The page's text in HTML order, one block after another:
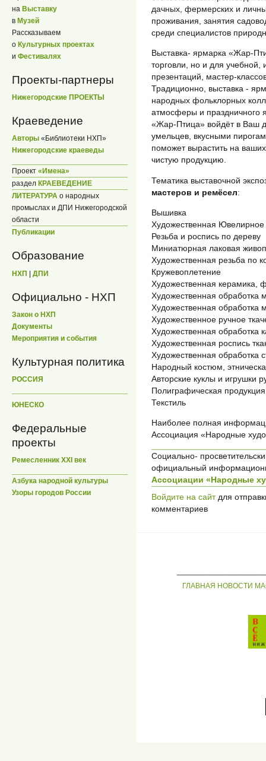
на Выставку
в Музей
Рассказываем
о Культурных проектах
и Фестивалях
Проекты-партнеры
Нижегородские ПРОЕКТЫ
Краеведение
Авторы «Библиотеки НХП»
Нижегородские краеведы
Проект «Имена»
раздел КРАЕВЕДЕНИЕ
ЛИТЕРАТУРА о народных
промыслах и ДПИ Нижегородской
области
Публикации
Образование
НХП | ДПИ
Официально - НХП
Закон о НХП
Документы
Мероприятия и события
Культурная политика
РОССИЯ
ЮНЕСКО
Федеральные
проекты
Ремесленник XXI век
Азбука народной культуры
Узоры городов России
дачных, фермерских и
проживания, занятия
среди специалистов
Выставка- ярмарка «Жар-
торговли, но и для учебной,
презентаций, мастер-
Традиционно, выставка -
народных фольклорных
атмосферы и праздничного
«Жар-Птица» войдёт в Ваш
умельцев, вкусными
поможет вырастить на
чистую продукцию.
Тематика выставочной
мастеров и ремёсел:
Вышивка
Художественная Ювелирное
Резьба и роспись по дереву
Миниатюрная лаковая
Художественная резьба по
Кружевоплетение
Художественная керамика,
Художественная обработка
Художественная обработка
Художественное ручное
Художественная обработка
Художественная роспись
Художественная обработка
Народный костюм,
Авторские куклы и игрушки
Полиграфическая
Текстиль
Наиболее полная
Ассоциация «Народные
Социально-
официальный
Ассоциации «Народные
Войдите на сайтдля
комментариев
ГЛАВНАЯ НОВОСТИ